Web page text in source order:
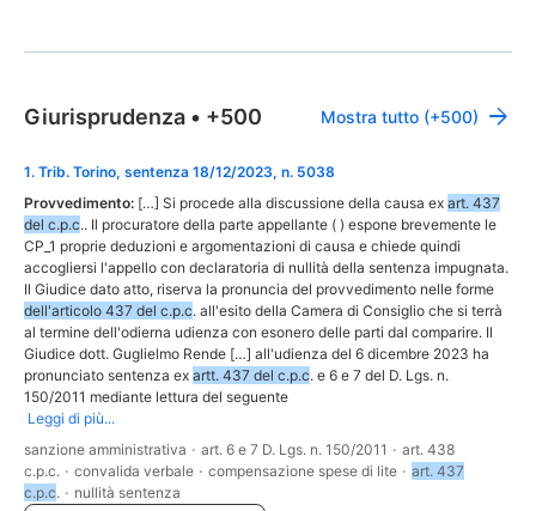
Giurisprudenza • +500 Mostra tutto (+500)
1. Trib. Torino, sentenza 18/12/2023, n. 5038
Provvedimento: […] Si procede alla discussione della causa ex art. 437
del c.p.c.. Il procuratore della parte appellante ( ) espone brevemente le
CP_1 proprie deduzioni e argomentazioni di causa e chiede quindi
accogliersi l'appello con declaratoria di nullità della sentenza impugnata.
Il Giudice dato atto, riserva la pronuncia del provvedimento nelle forme
dell'articolo 437 del c.p.c. all'esito della Camera di Consiglio che si terrà
al termine dell'odierna udienza con esonero delle parti dal comparire. Il
Giudice dott. Guglielmo Rende […] all'udienza del 6 dicembre 2023 ha
pronunciato sentenza ex artt. 437 del c.p.c. e 6 e 7 del D. Lgs. n.
150/2011 mediante lettura del seguente
Leggi di più...
sanzione amministrativa · art. 6 e 7 D. Lgs. n. 150/2011 · art. 438
c.p.c. · convalida verbale · compensazione spese di lite · art. 437
c.p.c. · nullità sentenza